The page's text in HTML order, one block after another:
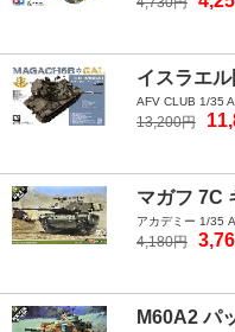
イスラエ
AFV CLUB 1/35
13,200円
マガフ 7C
アカデミー 1/35
4,180円
M60A2 パ